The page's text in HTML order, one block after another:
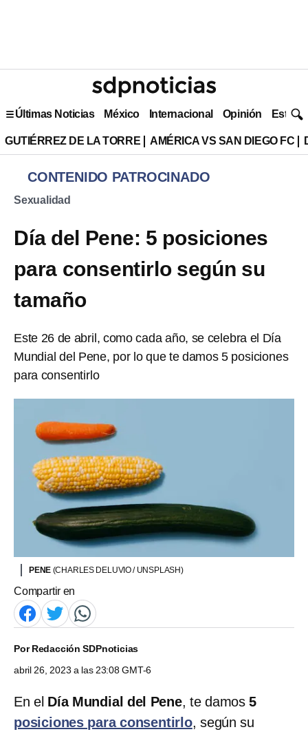
Últimas Noticias México Internacional Opinión Estilo
GUTIÉRREZ DE LA TORRE AMÉRICA VS SAN DIEGO FC
CONTENIDO PATROCINADO
Sexualidad
Día del Pene: 5 posiciones
para consentirlo según su
tamaño
Este 26 de abril, como cada año, se celebra el Día
Mundial del Pene, por lo que te damos 5 posiciones
para consentirlo
PENE (CHARLES DELUVIO / UNSPLASH)
Compartir en
PorRedacción SDPnoticias
abril 26, 2023 a las 23:08 GMT-6
En el Día Mundial del Pene, te damos5
posiciones para consentirlo, según su